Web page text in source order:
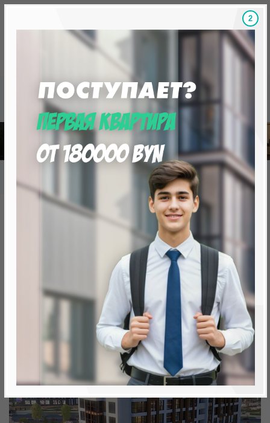
Скидки на новостройки, бонусы
«Минск Мир»
22.7 "София", квартал "Центральная Европа"
22.7 "София", квартал
"Центральная Европа"
Минск, Октябрьский, просп .Мира д.10
метро «Ковальская Слобода», 566 м
1